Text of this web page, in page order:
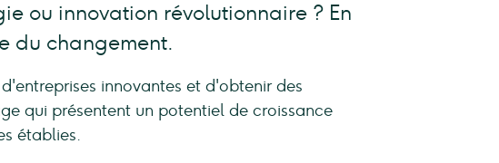
ou innovation révolutionnaire ? En
du changement.
innovantes et d'obtenir des
qui présentent un potentiel de croissance
établies.